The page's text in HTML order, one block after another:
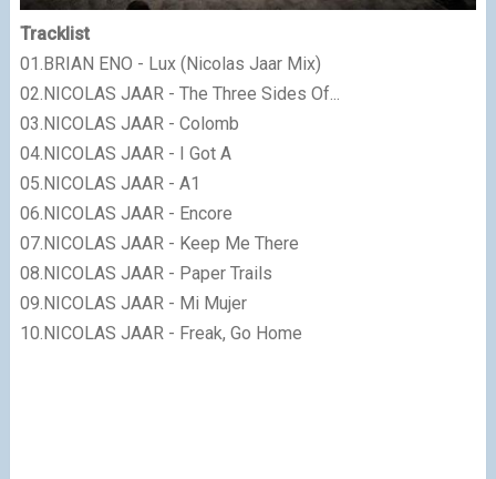
Tracklist
01.BRIAN ENO - Lux (Nicolas Jaar Mix)
02.NICOLAS JAAR - The Three Sides Of...
03.NICOLAS JAAR - Colomb
04.NICOLAS JAAR - I Got A
05.NICOLAS JAAR - A1
06.NICOLAS JAAR - Encore
07.NICOLAS JAAR - Keep Me There
08.NICOLAS JAAR - Paper Trails
09.NICOLAS JAAR - Mi Mujer
10.NICOLAS JAAR - Freak, Go Home